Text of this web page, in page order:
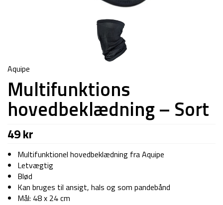
Aquipe
Multifunktions
hovedbeklædning – Sort
49kr
Multifunktionel hovedbeklædning fra Aquipe
Letvægtig
Blød
Kan bruges til ansigt, hals og som pandebånd
Mål: 48 x 24 cm